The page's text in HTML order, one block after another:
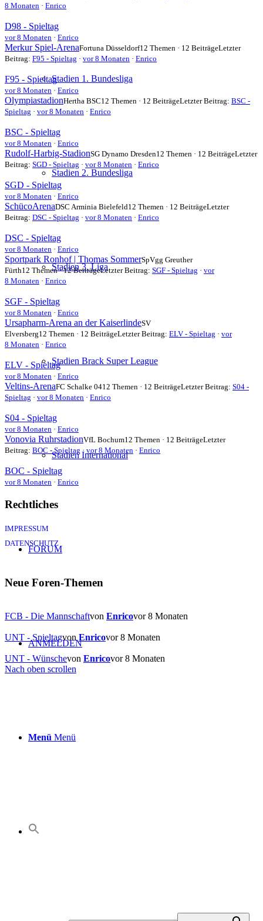
Stadien 1. Bundesliga
Stadien 2. Bundesliga
Stadien 3. Liga
Stadien Brack Super League
Stadien International
FORUM
ANMELDEN
Menü Menü
8 Monaten · Enrico
D98 - Spieltag
vor 8 Monaten · Enrico
Merkur Spiel-ArenaFortuna Düsseldorf12 Themen · 12 BeiträgeLetzter
Beitrag: F95 - Spieltag · vor 8 Monaten · Enrico
F95 - Spieltag
vor 8 Monaten · Enrico
OlympiastadionHertha BSC12 Themen · 12 BeiträgeLetzter Beitrag: BSC -
Spieltag · vor 8 Monaten · Enrico
BSC - Spieltag
vor 8 Monaten · Enrico
Rudolf-Harbig-StadionSG Dynamo Dresden12 Themen · 12 BeiträgeLetzter
Beitrag: SGD - Spieltag · vor 8 Monaten · Enrico
SGD - Spieltag
vor 8 Monaten · Enrico
SchücoArenaDSC Arminia Bielefeld12 Themen · 12 BeiträgeLetzter
Beitrag: DSC - Spieltag · vor 8 Monaten · Enrico
DSC - Spieltag
vor 8 Monaten · Enrico
Sportpark Ronhof | Thomas SommerSpVgg Greuther
Fürth12 Themen · 12 BeiträgeLetzter Beitrag: SGF - Spieltag · vor
8 Monaten · Enrico
SGF - Spieltag
vor 8 Monaten · Enrico
Ursapharm-Arena an der KaiserlindeSV
Elversberg12 Themen · 12 BeiträgeLetzter Beitrag: ELV - Spieltag · vor
8 Monaten · Enrico
ELV - Spieltag
vor 8 Monaten · Enrico
Veltins-ArenaFC Schalke 0412 Themen · 12 BeiträgeLetzter Beitrag: S04 -
Spieltag · vor 8 Monaten · Enrico
S04 - Spieltag
vor 8 Monaten · Enrico
Vonovia RuhrstadionVfL Bochum12 Themen · 12 BeiträgeLetzter
Beitrag: BOC - Spieltag · vor 8 Monaten · Enrico
BOC - Spieltag
vor 8 Monaten · Enrico
Rechtliches
IMPRESSUM
DATENSCHUTZ
Neue Foren-Themen
FCB - Die Mannschaftvon Enricovor 8 Monaten
UNT - Spieltagvon Enricovor 8 Monaten
UNT - Wünschevon Enricovor 8 Monaten
Nach oben scrollen